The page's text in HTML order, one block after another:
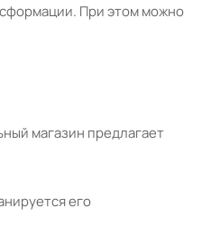
При этом можно
магазин предлагает
его